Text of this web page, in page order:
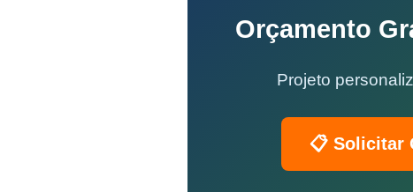
Orçamento
Projeto
📋 Solicitar